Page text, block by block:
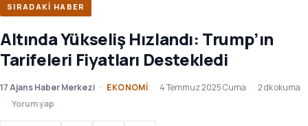
SIRADAKİ HABER
Altında Yükseliş Hızlandı: Trump’ın
Tarifeleri Fiyatları Destekledi
17 Ajans Haber Merkezi EKONOMI 4 Temmuz 2025 Cuma
2 dk okuma
Yorum yap